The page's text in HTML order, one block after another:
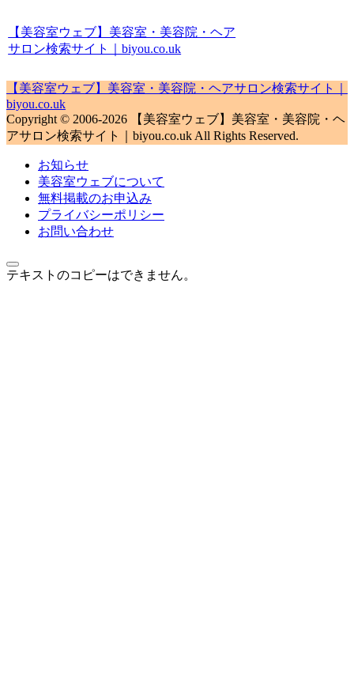
【美容室ウェブ】美容室・美容院・ヘア
サロン検索サイト｜biyou.co.uk
【美容室ウェブ】美容室・美容院・ヘアサロン検索サイト｜
biyou.co.uk
Copyright © 2006-2026 【美容室ウェブ】美容室・美容院・ヘ
アサロン検索サイト｜biyou.co.uk All Rights Reserved.
お知らせ
美容室ウェブについて
無料掲載のお申込み
プライバシーポリシー
お問い合わせ
テキストのコピーはできません。